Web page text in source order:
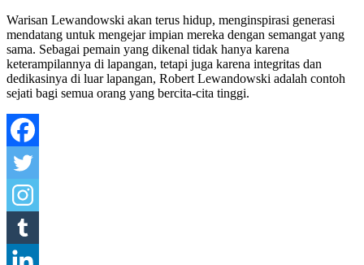
Warisan Lewandowski akan terus hidup, menginspirasi generasi
mendatang untuk mengejar impian mereka dengan semangat yang
sama. Sebagai pemain yang dikenal tidak hanya karena
keterampilannya di lapangan, tetapi juga karena integritas dan
dedikasinya di luar lapangan, Robert Lewandowski adalah contoh
sejati bagi semua orang yang bercita-cita tinggi.